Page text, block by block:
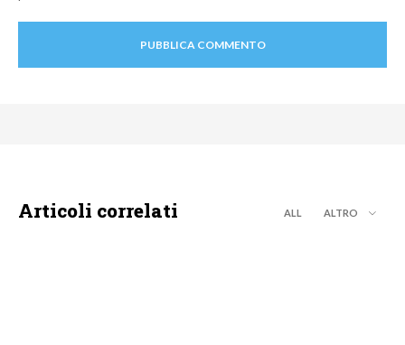
Articoli correlati ALL ALTRO